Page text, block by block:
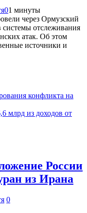
01 минуты
через Ормузский
системы отслеживания
атак. Об этом
источники и
конфликта на
млрд из доходов от
России
из Ирана
0